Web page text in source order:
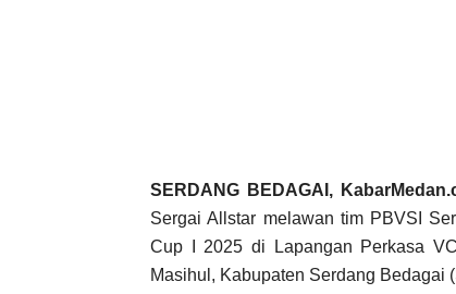
SERDANG BEDAGAI,
Sergai Allstar melawan tim PBVSI
Cup I 2025 di Lapangan Perkasa
Masihul, Kabupaten Serdang Bedagai